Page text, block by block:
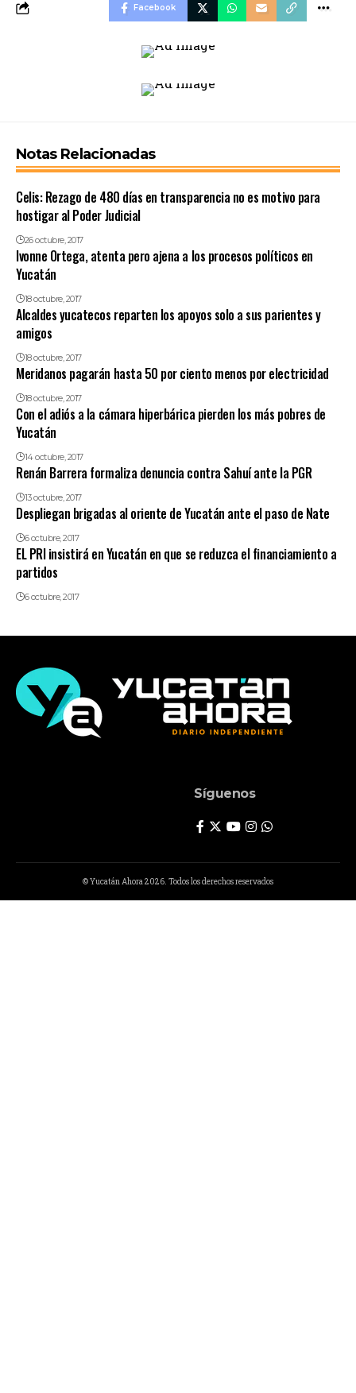
Facebook
Notas Relacionadas
Celis: Rezago de 480 días en transparencia no es motivo para
hostigar al Poder Judicial
26 octubre, 2017
Ivonne Ortega, atenta pero ajena a los procesos políticos en
Yucatán
18 octubre, 2017
Alcaldes yucatecos reparten los apoyos solo a sus parientes y
amigos
18 octubre, 2017
Meridanos pagarán hasta 50 por ciento menos por electricidad
18 octubre, 2017
Con el adiós a la cámara hiperbárica pierden los más pobres de
Yucatán
14 octubre, 2017
Renán Barrera formaliza denuncia contra Sahuí ante la PGR
13 octubre, 2017
Despliegan brigadas al oriente de Yucatán ante el paso de Nate
6 octubre, 2017
EL PRI insistirá en Yucatán en que se reduzca el financiamiento a
partidos
6 octubre, 2017
Síguenos
© Yucatán Ahora 2026. Todos los derechos reservados